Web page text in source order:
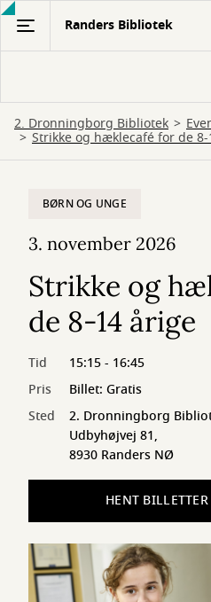
Gå
hovedindhold
Randers Bibliotek
2. Dronningborg Bibliotek
Strikke og hæklecafé for de
BØRN OG UNGE
3. november 2026
Strikke og
de 8-14 årige
Tid
15:15 - 16:45
Pris
Billet: Gratis
Sted
2. Dronningborg
Udbyhøjvej 81,
8930 Randers NØ
HENT BILLETTER